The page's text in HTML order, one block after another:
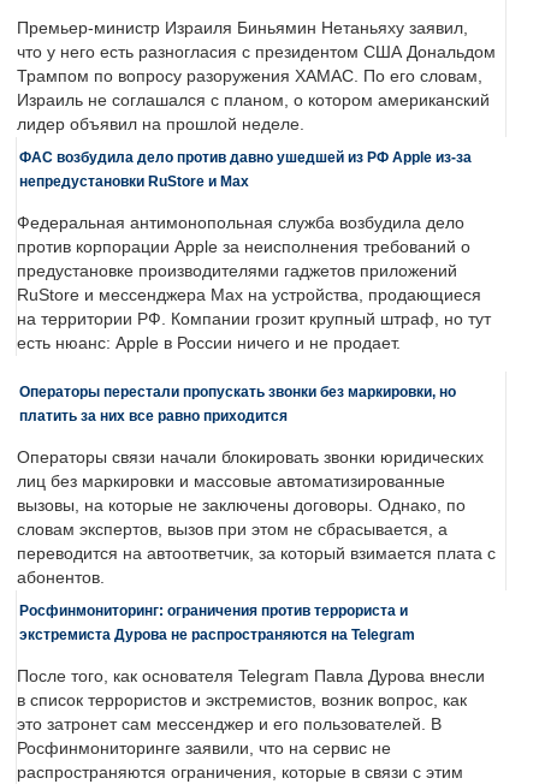
Премьер-министр Израиля Биньямин Нетаньяху заявил,
что у него есть разногласия с президентом США Дональдом
Трампом по вопросу разоружения ХАМАС. По его словам,
Израиль не соглашался с планом, о котором американский
лидер объявил на прошлой неделе.
ФАС возбудила дело против давно ушедшей из РФ Apple из-за
непредустановки RuStore и Max
Федеральная антимонопольная служба возбудила дело
против корпорации Apple за неисполнения требований о
предустановке производителями гаджетов приложений
RuStore и мессенджера Max на устройства, продающиеся
на территории РФ. Компании грозит крупный штраф, но тут
есть нюанс: Apple в России ничего и не продает.
Операторы перестали пропускать звонки без маркировки, но
платить за них все равно приходится
Операторы связи начали блокировать звонки юридических
лиц без маркировки и массовые автоматизированные
вызовы, на которые не заключены договоры. Однако, по
словам экспертов, вызов при этом не сбрасывается, а
переводится на автоответчик, за который взимается плата с
абонентов.
Росфинмониторинг: ограничения против террориста и
экстремиста Дурова не распространяются на Telegram
После того, как основателя Telegram Павла Дурова внесли
в список террористов и экстремистов, возник вопрос, как
это затронет сам мессенджер и его пользователей. В
Росфинмониторинге заявили, что на сервис не
распространяются ограничения, которые в связи с этим